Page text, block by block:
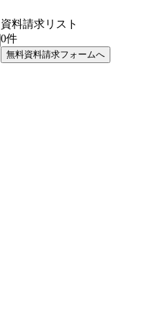
資料請求リスト
0件
無料資料請求フォームへ